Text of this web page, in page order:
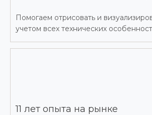
Помогаем отрисовать и
учетом всех технических
11 лет опыта на рынке